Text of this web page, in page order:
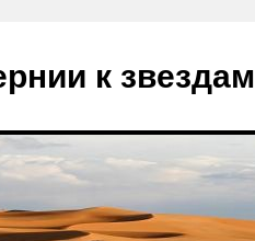
к звездам